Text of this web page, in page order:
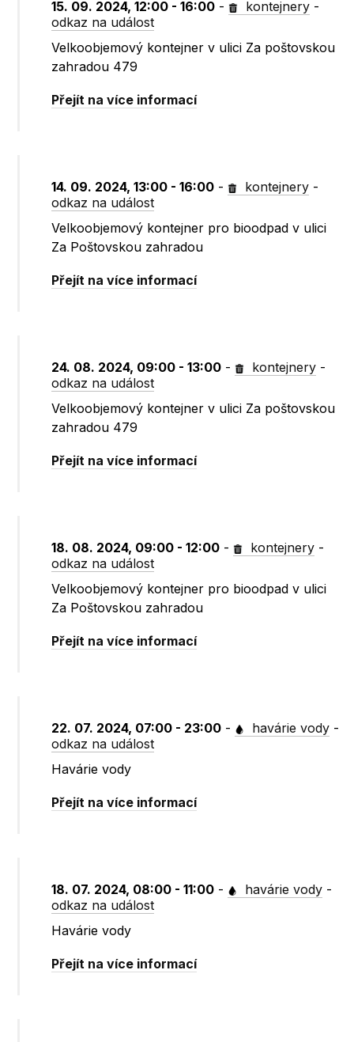
15. 09. 2024, 12:00 - 16:00 - kontejnery -
odkaz na událost
Velkoobjemový kontejner v ulici Za poštovskou
zahradou 479
Přejít na více informací
14. 09. 2024, 13:00 - 16:00 - kontejnery -
odkaz na událost
Velkoobjemový kontejner pro bioodpad v ulici
Za Poštovskou zahradou
Přejít na více informací
24. 08. 2024, 09:00 - 13:00 - kontejnery -
odkaz na událost
Velkoobjemový kontejner v ulici Za poštovskou
zahradou 479
Přejít na více informací
18. 08. 2024, 09:00 - 12:00 - kontejnery -
odkaz na událost
Velkoobjemový kontejner pro bioodpad v ulici
Za Poštovskou zahradou
Přejít na více informací
22. 07. 2024, 07:00 - 23:00 - havárie vody -
odkaz na událost
Havárie vody
Přejít na více informací
18. 07. 2024, 08:00 - 11:00 - havárie vody -
odkaz na událost
Havárie vody
Přejít na více informací